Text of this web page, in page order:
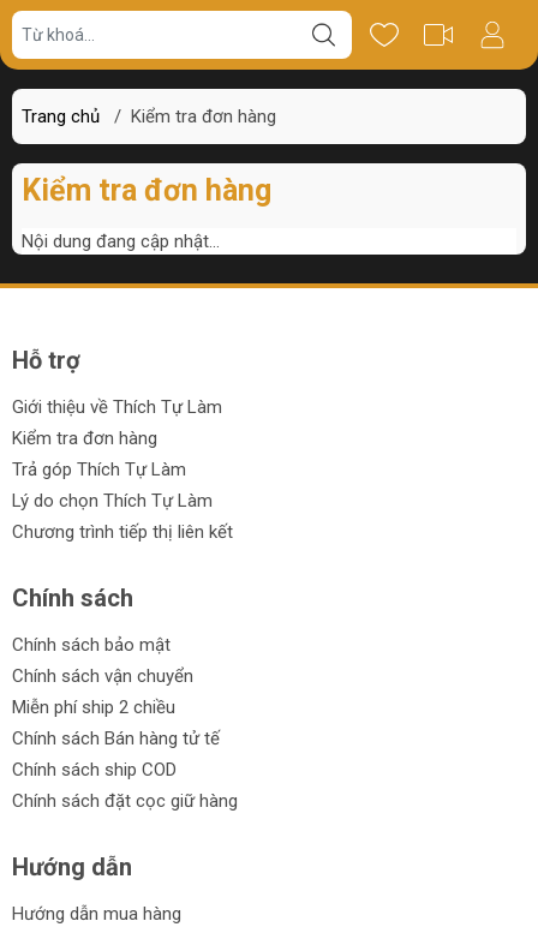
Trang chủ / Kiểm tra đơn hàng
Kiểm tra đơn hàng
Nội dung đang cập nhật...
Hỗ trợ
Giới thiệu về Thích Tự Làm
Kiểm tra đơn hàng
Trả góp Thích Tự Làm
Lý do chọn Thích Tự Làm
Chương trình tiếp thị liên kết
Chính sách
Chính sách bảo mật
Chính sách vận chuyển
Miễn phí ship 2 chiều
Chính sách Bán hàng tử tế
Chính sách ship COD
Chính sách đặt cọc giữ hàng
Hướng dẫn
Hướng dẫn mua hàng